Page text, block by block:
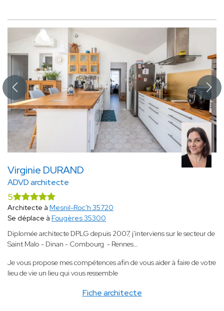
Virginie DURAND
ADVD architecte
Fiche architecte
5
Architecte à Mesnil-Roc'h 35720
Se déplace à Fougères 35300
Diplomée architecte DPLG depuis 2007, j'interviens sur le secteur de
Saint Malo - Dinan - Combourg - Rennes…
Je vous propose mes compétences afin de vous aider à faire de votre
lieu de vie un lieu qui vous ressemble